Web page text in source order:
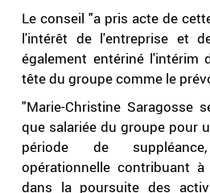
Le conseil "a pris acte de
l'intérêt de l'entreprise et
également entériné l'intérim
tête du groupe comme le
"Marie-Christine Saragosse
que salariée du groupe pour
période de
opérationnelle contribuant
dans la poursuite des